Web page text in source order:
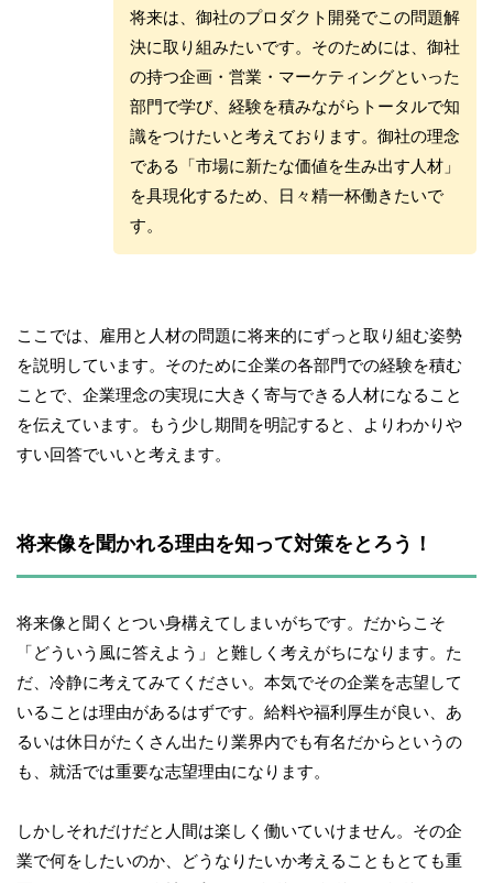
将来は、御社のプロダクト開発でこの問題解
決に取り組みたいです。そのためには、御社
の持つ企画・営業・マーケティングといった
部門で学び、経験を積みながらトータルで知
識をつけたいと考えております。御社の理念
である「市場に新たな価値を生み出す人材」
を具現化するため、日々精一杯働きたいで
す。
ここでは、雇用と人材の問題に将来的にずっと取り組む姿勢
を説明しています。そのために企業の各部門での経験を積む
ことで、企業理念の実現に大きく寄与できる人材になること
を伝えています。もう少し期間を明記すると、よりわかりや
すい回答でいいと考えます。
将来像を聞かれる理由を知って対策をとろう！
将来像と聞くとつい身構えてしまいがちです。だからこそ
「どういう風に答えよう」と難しく考えがちになります。た
だ、冷静に考えてみてください。本気でその企業を志望して
いることは理由があるはずです。給料や福利厚生が良い、あ
るいは休日がたくさん出たり業界内でも有名だからというの
も、就活では重要な志望理由になります。
しかしそれだけだと人間は楽しく働いていけません。その企
業で何をしたいのか、どうなりたいか考えることもとても重